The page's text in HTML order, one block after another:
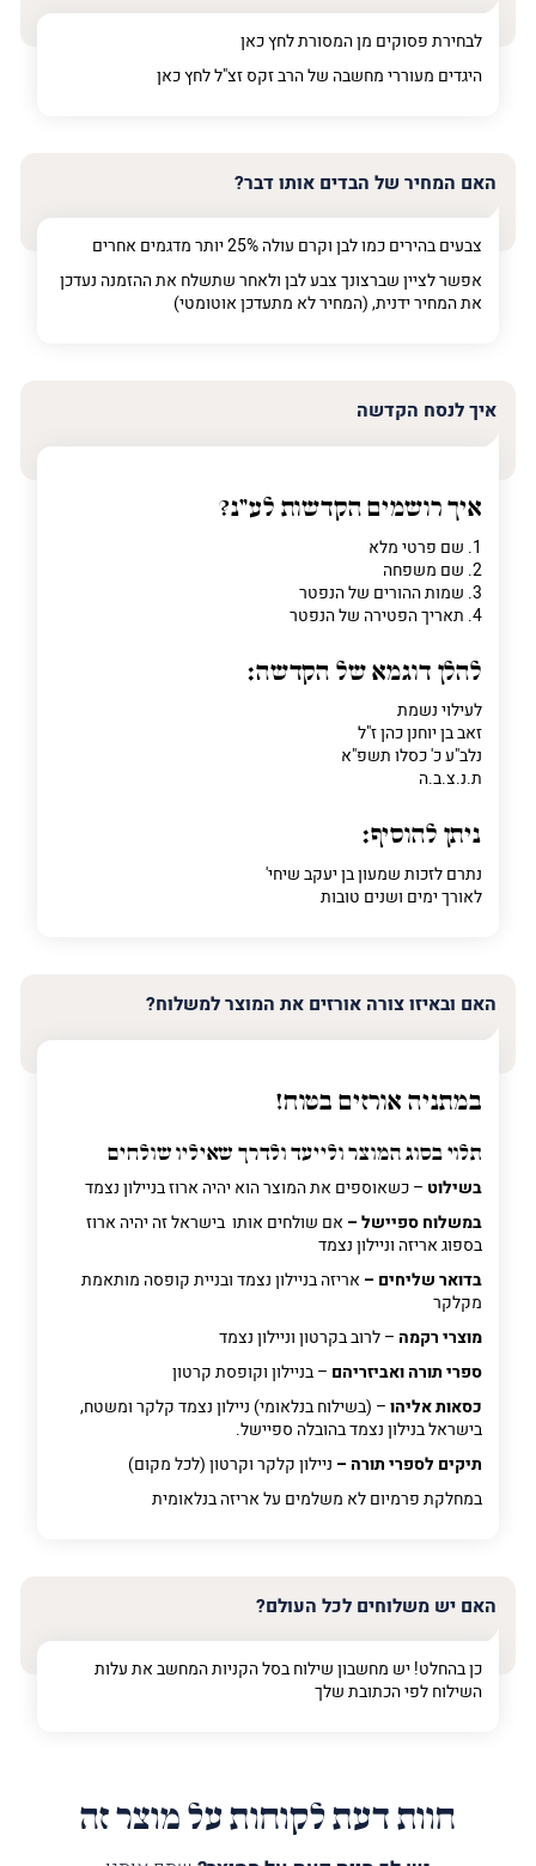
לבחירת פסוקים מן המסורת לחץכאן
היגדים מעוררי מחשבה של הרב זקס זצ"ל לחץכאן
האם המחיר של הבדים אותו דבר?
צבעים בהירים כמו לבן וקרם עולה 25% יותר מדגמים אחרים
אפשר לציין שברצונך צבע לבן ולאחר שתשלח את ההזמנה נעדכן
את המחיר ידנית, (המחיר לא מתעדכן אוטומטי)
איך לנסח הקדשה
איך רושמים הקדשות לע"נ?
1. שם פרטי מלא
2. שם משפחה
3. שמות ההורים של הנפטר
4. תאריך הפטירה של הנפטר
להלן דוגמא של הקדשה:
לעילוי נשמת
זאב בן יוחנן כהן ז"ל
נלב"ע כ' כסלו תשפ"א
ת.נ.צ.ב.ה
ניתן להוסיף:
נתרם לזכות שמעון בן יעקב שיחי'
לאורך ימים ושנים טובות
האם ובאיזו צורה אורזים את המוצר למשלוח?
במתניה אורזים בטוח!
תלוי בסוג המוצר ולייעד ולדרך שאיליו שולחים
בשילוט – כשאוספים את המוצר הוא יהיה ארוז בניילון נצמד
במשלוח ספיישל – אם שולחים אותו בישראל זה יהיה ארוז
בספוג אריזה וניילון נצמד
בדואר שליחים – אריזה בניילון נצמד ובניית קופסה מותאמת
מקלקר
מוצרי רקמה – לרוב בקרטון וניילון נצמד
ספרי תורה ואביזריהם – בניילון וקופסת קרטון
כסאות אליהו– (בשילוח בנלאומי) ניילון נצמד קלקר ומשטח,
בישראל בנילון נצמד בהובלה ספיישל.
תיקים לספרי תורה – ניילון קלקר וקרטון (לכל מקום)
במחלקת פרמיוםלא משלמים על אריזה בנלאומית
האם יש משלוחים לכל העולם?
כן בהחלט! יש מחשבון שילוח בסל הקניות המחשב את עלות
השילוח לפי הכתובת שלך
חוות דעת לקוחות על מוצר זה